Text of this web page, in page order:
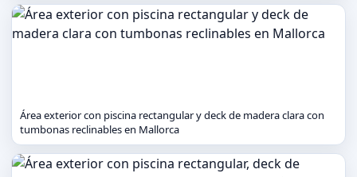
Área exterior con piscina rectangular y deck de madera clara con
tumbonas reclinables en Mallorca